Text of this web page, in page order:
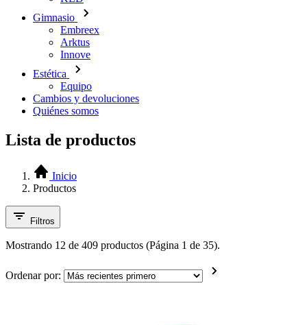
Gimnasio
Embreex
Arktus
Innove
Estética
Equipo
Cambios y devoluciones
Quiénes somos
Lista de productos
Inicio
Productos
Filtros
Mostrando 12 de 409 productos (Página 1 de 35).
Ordenar por: